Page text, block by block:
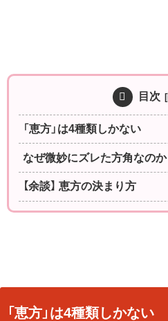
目次
「恵方」は4種類しかない
なぜ微妙にズレた方角なのか
【余談】 恵方の決まり方
「恵方」は4種類しかない